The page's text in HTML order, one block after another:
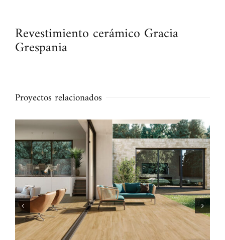
Revestimiento cerámico Gracia
Grespania
Proyectos relacionados